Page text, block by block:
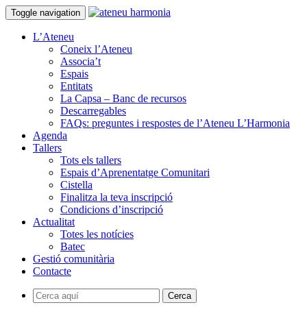
Toggle navigation
L’Ateneu
Coneix l’Ateneu
Associa’t
Espais
Entitats
La Capsa – Banc de recursos
Descarregables
FAQs: preguntes i respostes de l’Ateneu L’Harmonia
Agenda
Tallers
Tots els tallers
Espais d’Aprenentatge Comunitari
Cistella
Finalitza la teva inscripció
Condicions d’inscripció
Actualitat
Totes les notícies
Batec
Gestió comunitària
Contacte